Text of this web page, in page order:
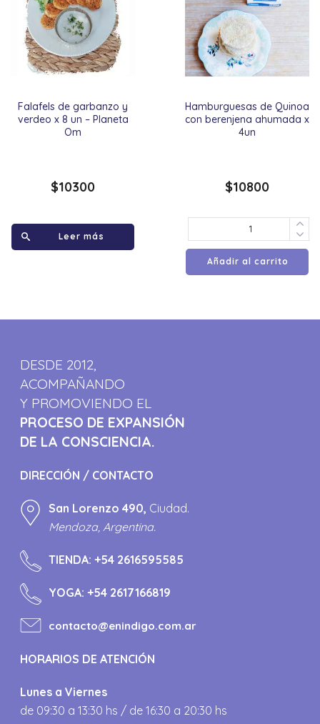
Falafels de garbanzo y
verdeo x 8 un – Planeta
Om
$10300
Leer más
Hamburguesas de Quinoa
con berenjena ahumada x
4un
$10800
Añadir al carrito
DESDE 2012,
ACOMPAÑANDO
Y PROMOVIENDO EL
PROCESO DE EXPANSIÓN
DE LA CONSCIENCIA.
DIRECCIÓN / CONTACTO
San Lorenzo 490, Ciudad.
Mendoza, Argentina.
TIENDA:+54 2616595585
YOGA:+54 2617166819
contacto@enindigo.com.ar
HORARIOS DE ATENCIÓN
Lunes a Viernes
de 09:30 a 13:30 hs / de 16:30 a 20:30 hs